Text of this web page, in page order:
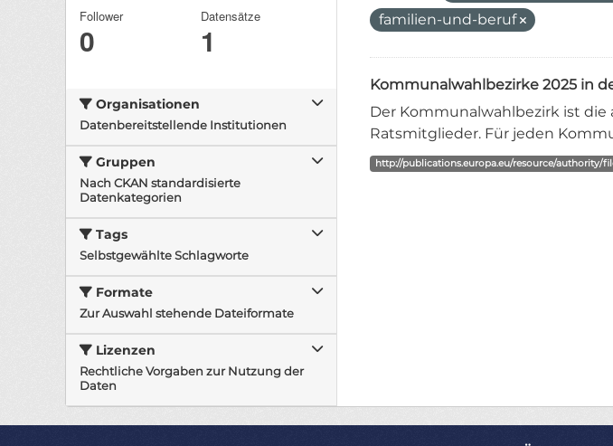
Follower
0
Datensätze
1
Organisationen
Datenbereitstellende Institutionen
Gruppen
Nach CKAN standardisierte
Datenkategorien
Tags
Selbstgewählte Schlagworte
Formate
Zur Auswahl stehende Dateiformate
Lizenzen
Rechtliche Vorgaben zur Nutzung der
Daten
familien-und-beruf
Kommunalwahlbezirke 2025 in
Der Kommunalwahlbezirk ist
Ratsmitglieder. Für jeden
http://publications.europa.eu/resource/authority/